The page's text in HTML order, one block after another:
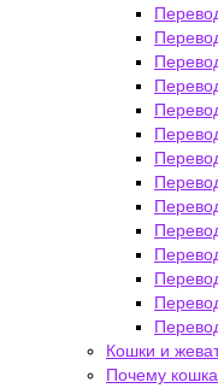
Кошки и
Почему кошка